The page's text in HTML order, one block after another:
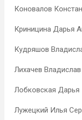
Коновалов
Криницина Дарья
Кудряшов
Лихачев
Лобковская Дарья
Лужецкий Илья